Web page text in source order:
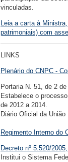
vinculadas.
Leia a carta à
patrimoniais) com
LINKS
Plenário do CNPC -
Portaria N. 51, de 2
Estabelece o
de 2012 a 2014.
Diário Oficial da
Regimento Interno do
Decreto nº 5.520/
Institui o Sistema